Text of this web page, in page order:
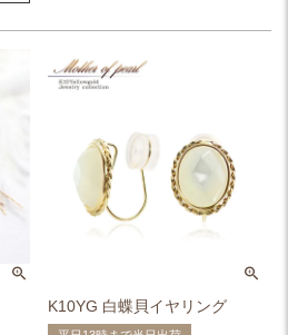
K10YG 白蝶貝イヤリング